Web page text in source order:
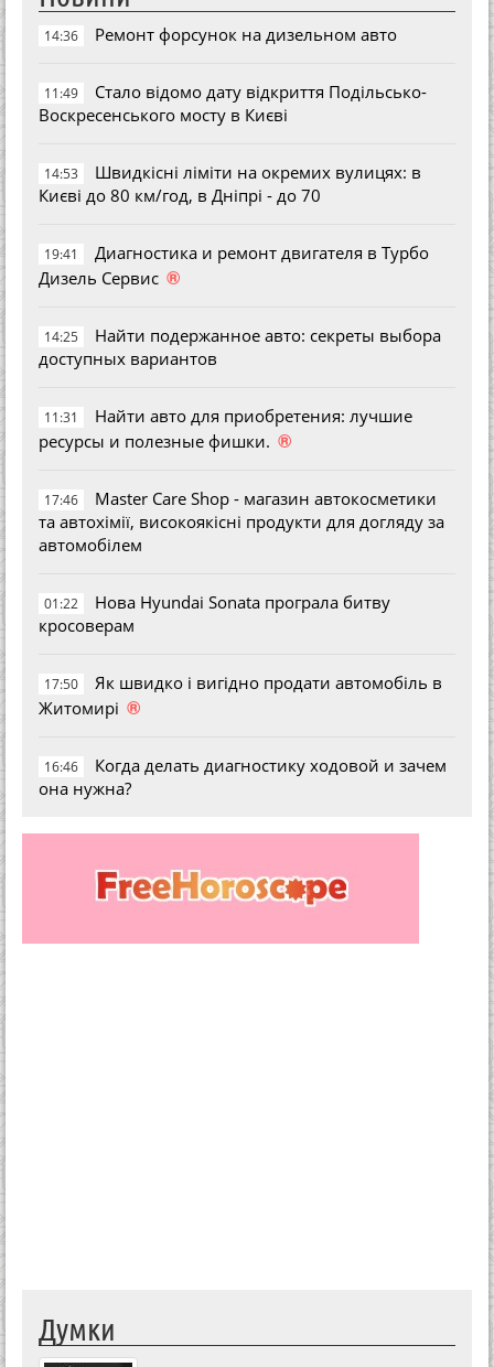
14:36 Ремонт форсунок на дизельном авто
11:49
Стало відомо дату відкриття Подільсько-
Воскресенського мосту в Києві
14:53
Швидкісні ліміти на окремих вулицях: в
Києві до 80 км/год, в Дніпрі - до 70
19:41
Диагностика и ремонт двигателя в Турбо
Дизель Сервис ®
14:25
Найти подержанное авто: секреты выбора
доступных вариантов
11:31
Найти авто для приобретения: лучшие
ресурсы и полезные фишки. ®
17:46
Master Care Shop - магазин автокосметики
та автохімії, високоякісні продукти для догляду за
автомобілем
01:22
Нова Hyundai Sonata програла битву
кросоверам
17:50
Як швидко і вигідно продати автомобіль в
Житомирі ®
16:46
Когда делать диагностику ходовой и зачем
она нужна?
Думки